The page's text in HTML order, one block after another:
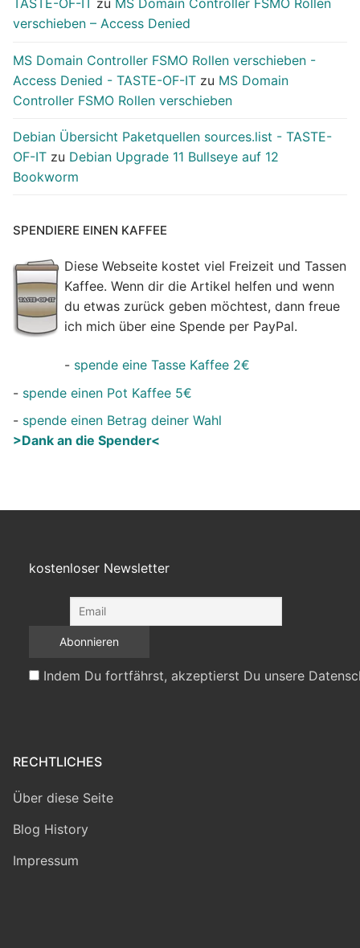
TASTE-OF-IT zu MS Domain Controller FSMO Rollen
verschieben – Access Denied
MS Domain Controller FSMO Rollen verschieben -
Access Denied - TASTE-OF-IT zu MS Domain
Controller FSMO Rollen verschieben
Debian Übersicht Paketquellen sources.list - TASTE-
OF-IT zu Debian Upgrade 11 Bullseye auf 12
Bookworm
SPENDIERE EINEN KAFFEE
Diese Webseite kostet viel Freizeit und Tassen
Kaffee. Wenn dir die Artikel helfen und wenn
du etwas zurück geben möchtest, dann freue
ich mich über eine Spende per PayPal.
- spende eine Tasse Kaffee 2€
- spende einen Pot Kaffee 5€
- spende einen Betrag deiner Wahl
>Dank an die Spender<
kostenloser Newsletter
Indem Du fortfährst, akzeptierst Du unsere
RECHTLICHES
Über diese Seite
Blog History
Impressum